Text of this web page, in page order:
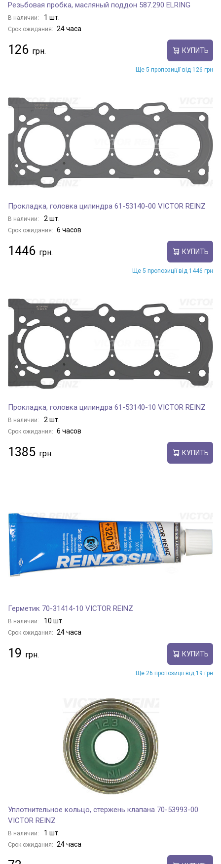
Резьбовая пробка, масляный поддон 587.290 ELRING
В наличии: 1 шт.
Срок ожидания: 24 часа
126 КУПИТЬ
Ще 5 пропозиції від 126 грн
Прокладка, головка цилиндра 61-53140-00 VICTOR REINZ
В наличии: 2 шт.
Срок ожидания: 6 часов
1446 КУПИТЬ
Ще 5 пропозиції від 1446 грн
Прокладка, головка цилиндра 61-53140-10 VICTOR REINZ
В наличии: 2 шт.
Срок ожидания: 6 часов
1385 КУПИТЬ
Герметик 70-31414-10 VICTOR REINZ
В наличии: 10 шт.
Срок ожидания: 24 часа
19 КУПИТЬ
Ще 26 пропозиції від 19 грн
Уплотнительное кольцо, стержень клапана 70-53993-00
VICTOR REINZ
В наличии: 1 шт.
Срок ожидания: 24 часа